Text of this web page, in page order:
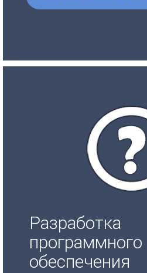
Разработка
программного
обеспечения